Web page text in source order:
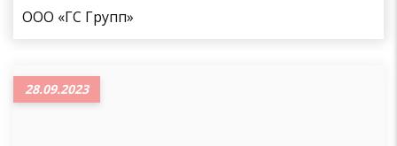
ООО «ГС Групп»
28.09.2023